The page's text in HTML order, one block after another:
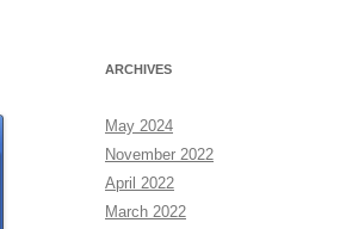
ARCHIVES
May 2024
November 2022
April 2022
March 2022